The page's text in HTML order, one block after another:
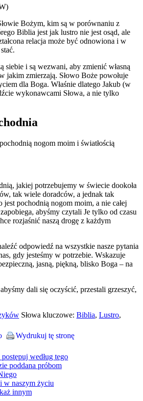
Bożym, kim są w porównaniu z
Biblia jest jak lustro nie jest osąd, ale
relacja może być odnowiona i w
i są wezwani, aby zmienić własną
jakim zmierzają. Słowo Boże powołuje
dla Boga. Właśnie dlatego Jakub (w
wykonawcami Słowa, a nie tylko
nogom moim i światłością
jakiej potrzebujemy w świecie dookoła
tak wiele doradców, a jednak tak
jest pochodnią nogom moim, a nie całej
abyśmy czytali Je tylko od czasu
rozjaśnić naszą drogę z każdym
odpowiedź na wszystkie nasze pytania
gdy jesteśmy w potrzebie. Wskazuje
jasną, piękną, blisko Boga – na
dali się oczyścić, przestali grzeszyć,
Słowa kluczowe: Biblia, Lustro,
Wydrukuj tę stronę
według tego
poddana próbom
naszym życiu
innym